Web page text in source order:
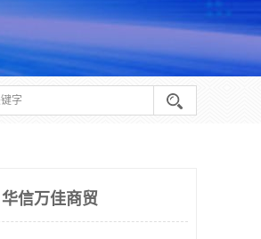
信万佳商贸